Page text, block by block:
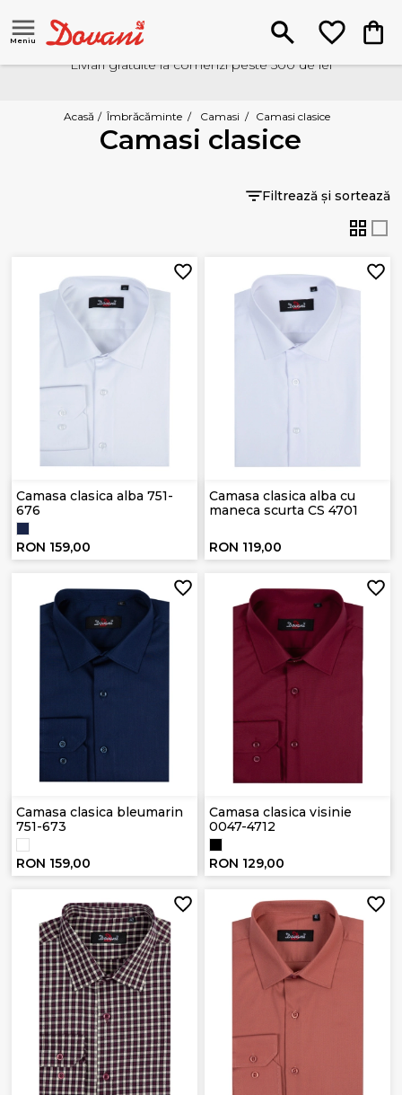
Meniu
Livrari gratuite la comenzi peste 500 de lei
Acasă / Îmbrăcăminte / Camasi / Camasi clasice
Camasi clasice
Filtrează și sortează
Camasa clasica alba 751-
676
RON 159,00
Camasa clasica alba cu
maneca scurta CS 4701
RON 119,00
Camasa clasica bleumarin
751-673
RON 159,00
Camasa clasica visinie
0047-4712
RON 129,00